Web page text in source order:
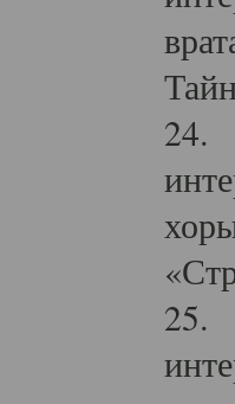
24.
25.